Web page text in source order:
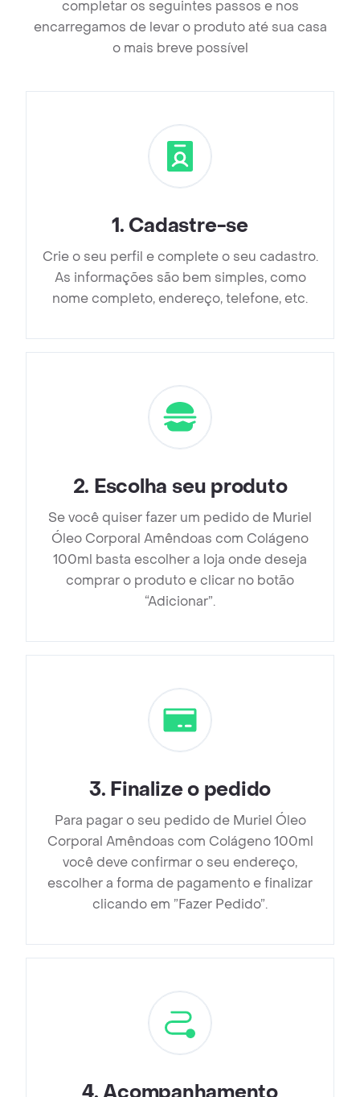
completar os seguintes passos e nos
encarregamos de levar o produto até sua casa
o mais breve possível
1. Cadastre-se
Crie o seu perfil e complete o seu cadastro.
As informações são bem simples, como
nome completo, endereço, telefone, etc.
2. Escolha seu produto
Se você quiser fazer um pedido de Muriel
Óleo Corporal Amêndoas com Colágeno
100ml basta escolher a loja onde deseja
comprar o produto e clicar no botão
“Adicionar”.
3. Finalize o pedido
Para pagar o seu pedido de Muriel Óleo
Corporal Amêndoas com Colágeno 100ml
você deve confirmar o seu endereço,
escolher a forma de pagamento e finalizar
clicando em ”Fazer Pedido”.